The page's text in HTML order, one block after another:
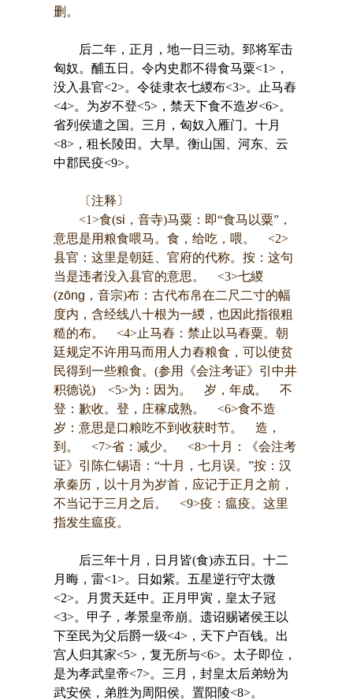
删。
后二年，正月，地一日三动。郅将军击
匈奴。酺五日。令内史郡不得食马粟<1>，
没入县官<2>。令徒隶衣七緵布<3>。止马舂
<4>。为岁不登<5>，禁天下食不造岁<6>。
省列侯遣之国。三月，匈奴入雁门。十月
<8>，租长陵田。大旱。衡山国、河东、云
中郡民疫<9>。
〔注释〕
<1>食(si ，音寺)马粟：即“食马以粟”，
意思是用粮食喂马。食，给吃，喂。 <2>
县官：这里是朝廷、官府的代称。按：这句
当是违者没入县官的意思。 <3>七緵
(zōng ，音宗)布：古代布帛在二尺二寸的幅
度内，含经线八十根为一緵，也因此指很粗
糙的布。 <4>止马舂：禁止以马舂粟。朝
廷规定不许用马而用人力舂粮食，可以使贫
民得到一些粮食。(参用《会注考证》引中井
积德说) <5>为：因为。 岁，年成。 不
登：歉收。登，庄稼成熟。 <6>食不造
岁：意思是口粮吃不到收获时节。 造，
到。 <7>省：减少。 <8>十月：《会注考
证》引陈仁锡语：“十月，七月误。”按：汉
承秦历，以十月为岁首，应记于正月之前，
不当记于三月之后。 <9>疫：瘟疫。这里
指发生瘟疫。
后三年十月，日月皆(食)赤五日。十二
月晦，雷<1>。日如紫。五星逆行守太微
<2>。月贯天廷中。正月甲寅，皇太子冠
<3>。甲子，孝景皇帝崩。遗诏赐诸侯王以
下至民为父后爵一级<4>，天下户百钱。出
宫人归其家<5>，复无所与<6>。太子即位，
是为孝武皇帝<7>。三月，封皇太后弟蚡为
武安侯，弟胜为周阳侯。置阳陵<8>。